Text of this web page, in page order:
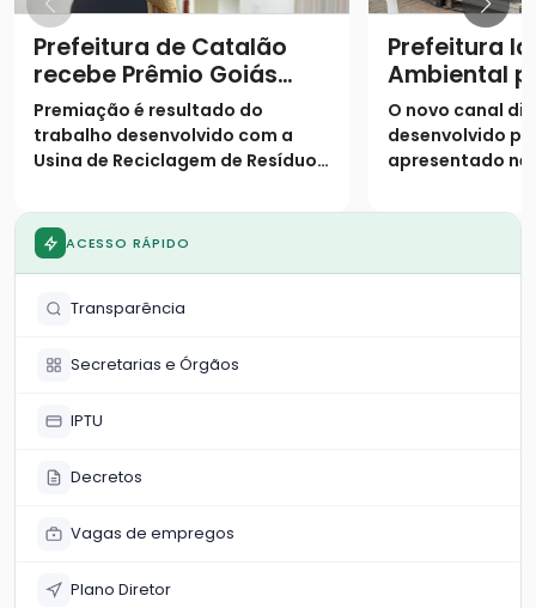
Prefeitura de Catalão
recebe Prêmio Goiás
Sustentável
Premiação é resultado do
trabalho desenvolvido com a
Usina de Reciclagem de Resíduos
Prefeitura
Ambiental
modernizar
e serviços
O novo canal
desenvolvido
apresentado
atividades da
ACESSO RÁPIDO
Transparência
Secretarias e Órgãos
IPTU
Decretos
Vagas de empregos
Plano Diretor